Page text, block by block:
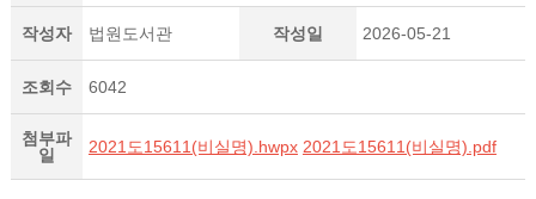
작성자 법원도서관 작성일 2026-05-21
조회수 6042
첨부파
일
2021도15611(비실명).hwpx 2021도15611(비실명).pdf